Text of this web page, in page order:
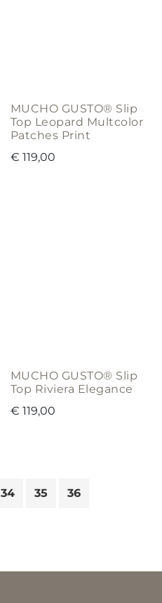
MUCHO GUSTO® Slip
Top Leopard Multcolor
Patches Print
€ 119,00
MUCHO GUSTO® Slip
Top Riviera Elegance
€ 119,00
34 35 36